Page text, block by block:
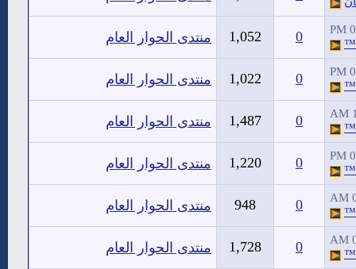
0
1,052 منتدى الحوار العام
0
1,022 منتدى الحوار العام
0
1,487 منتدى الحوار العام
0
1,220 منتدى الحوار العام
0
948 منتدى الحوار العام
0
1,728 منتدى الحوار العام